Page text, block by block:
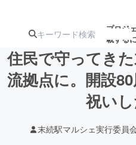
プロジ
載する
注目の新着
住民で守ってき
流拠点に。開設
祝いし
末続駅マルシェ実行委員